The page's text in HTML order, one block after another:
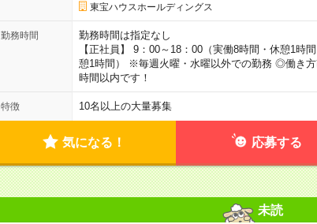
東宝ハウスホールディングス
勤務時間
勤務時間は指定なし
【正社員】 9：00～18：00（実働8時間・休憩1時
憩1時間） ※毎週火曜・水曜以外での勤務 ◎働き
時間以内です！
特徴 10名以上の大量募集
気になる！ 応募する
未読